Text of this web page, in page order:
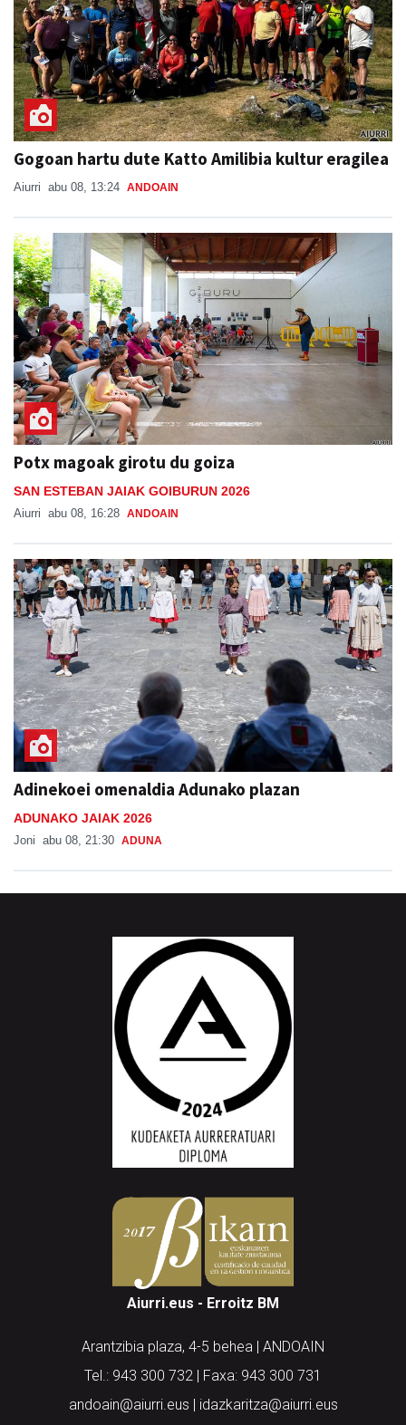
Gogoan hartu dute Katto Amilibia kultur eragilea
Aiurri abu 08, 13:24 ANDOAIN
Potx magoak girotu du goiza
SAN ESTEBAN JAIAK GOIBURUN 2026
Aiurri abu 08, 16:28 ANDOAIN
Adinekoei omenaldia Adunako plazan
ADUNAKO JAIAK 2026
Joni abu 08, 21:30 ADUNA
Aiurri.eus - Erroitz BM
Arantzibia plaza, 4-5 behea | ANDOAIN
Tel.: 943 300 732 | Faxa: 943 300 731
andoain@aiurri.eus | idazkaritza@aiurri.eus